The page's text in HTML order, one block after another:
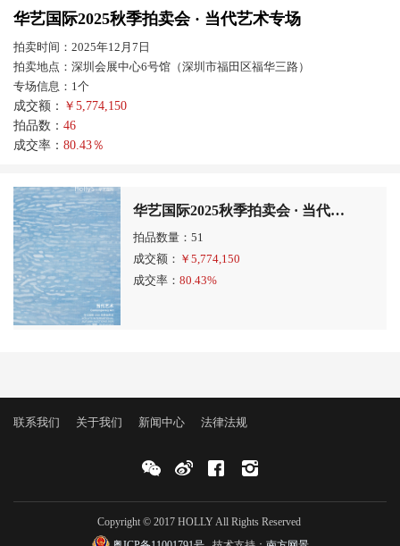
服务指南
新闻中心
关于我们
成交额： ￥ 5,774,150
拍品数： 46
成交率： 80.43％
华艺国际2025秋季拍卖会 · 当代艺术专场
拍卖时间：2025年12月7日
拍卖地点：深圳会展中心6号馆（深圳市福田区福华三路）
专场信息：1个
华艺国际2025秋季拍卖会 · 当代艺术专场
拍品数量：51
成交额： ￥ 5,774,150
成交率： 80.43%
联系我们 关于我们 新闻中心 法律法规
Copyright © 2017 HOLLY All Rights Reserved